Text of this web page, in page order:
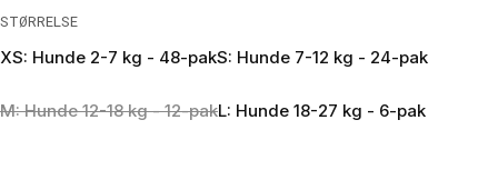
STØRRELSE
XS: Hunde 2-7 kg - 48-pakS: Hunde 7-12 kg - 24-pak
M: Hunde 12-18 kg - 12-pakL: Hunde 18-27 kg - 6-pak